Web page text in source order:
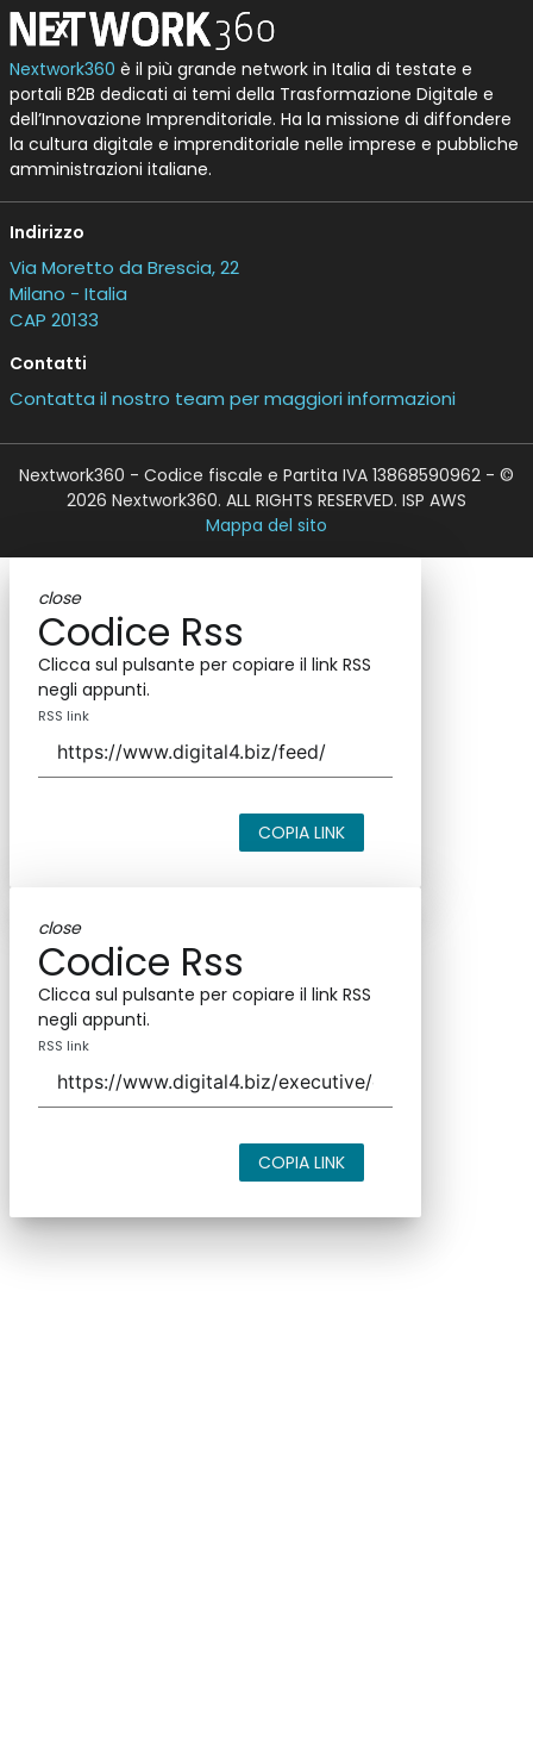
Nextwork360 è il più grande network in Italia di testate e
portali B2B dedicati ai temi della Trasformazione Digitale e
dell’Innovazione Imprenditoriale. Ha la missione di diffondere
la cultura digitale e imprenditoriale nelle imprese e pubbliche
amministrazioni italiane.
Indirizzo
Via Moretto da Brescia, 22
Milano - Italia
CAP 20133
Contatti
Contatta il nostro team per maggiori informazioni
Nextwork360 - Codice fiscale e Partita IVA 13868590962 - ©
2026 Nextwork360. ALL RIGHTS RESERVED. ISP AWS
Mappa del sito
close
Codice Rss
Clicca sul pulsante per copiare il link RSS
negli appunti.
RSS link
COPIA LINK
close
Codice Rss
Clicca sul pulsante per copiare il link RSS
negli appunti.
RSS link
COPIA LINK